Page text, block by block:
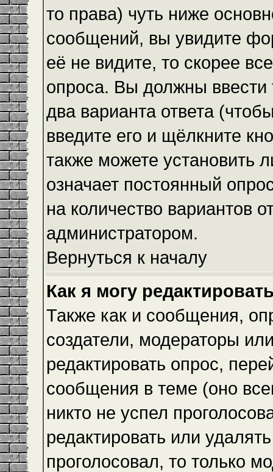
то права) чуть ниже
сообщений, вы увидите
её не видите, то скорее
опроса. Вы должны
два варианта ответа
введите его и щёлкните
также можете установить
означает постоянный
на количество вариантов
администратором.
Вернуться к началу
Как я могу
Также как и сообщения,
создатели, модераторы
редактировать опрос,
сообщения в теме (оно
никто не успел
редактировать или
проголосовал, то только